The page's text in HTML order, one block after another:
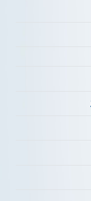
מבחנים
להשתנות
על ידי
למוסד
בירושלים